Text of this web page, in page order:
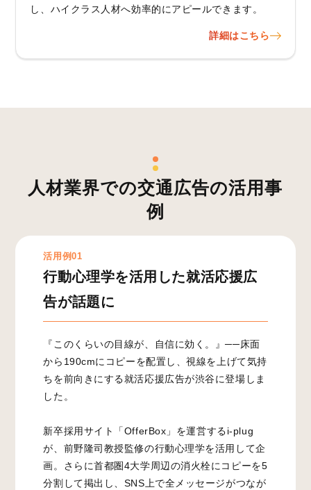
し、ハイクラス人材へ効率的にアピールできます。
詳細はこちら
人材業界での交通広告の活用事
例
活用例01
行動心理学を活用した就活応援広
告が話題に
『このくらいの目線が、自信に効く。』──床面
から190cmにコピーを配置し、視線を上げて気持
ちを前向きにする就活応援広告が渋谷に登場しま
した。
新卒採用サイト「OfferBox」を運営するi-plug
が、前野隆司教授監修の行動心理学を活用して企
画。さらに首都圏4大学周辺の消火栓にコピーを5
分割して掲出し、SNS上で全メッセージがつなが